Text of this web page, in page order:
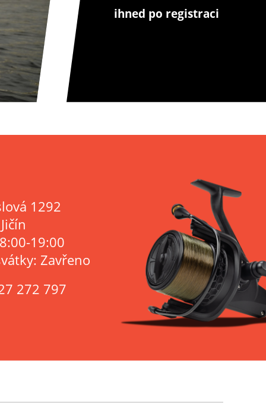
ihned po registraci
1292
19:00
Zavřeno
272 797